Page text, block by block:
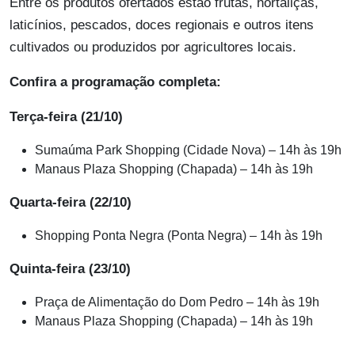
laticínios, pescados, doces regionais e outros itens
cultivados ou produzidos por agricultores locais.
Confira a programação completa:
Terça-feira (21/10)
Sumaúma Park Shopping (Cidade Nova) – 14h às 19h
Manaus Plaza Shopping (Chapada) – 14h às 19h
Quarta-feira (22/10)
Shopping Ponta Negra (Ponta Negra) – 14h às 19h
Quinta-feira (23/10)
Praça de Alimentação do Dom Pedro – 14h às 19h
Manaus Plaza Shopping (Chapada) – 14h às 19h